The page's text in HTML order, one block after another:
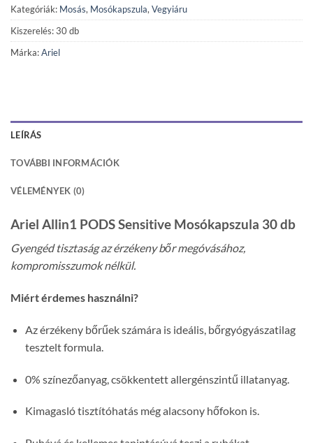
Kategóriák: Mosás, Mosókapszula, Vegyiáru
Kiszerelés: 30 db
Márka:Ariel
LEÍRÁS
TOVÁBBI INFORMÁCIÓK
VÉLEMÉNYEK (0)
Ariel Allin1 PODS Sensitive Mosókapszula 30 db
Gyengéd tisztaság az érzékeny bőr megóvásához,
kompromisszumok nélkül.
Miért érdemes használni?
Az érzékeny bőrűek számára is ideális, bőrgyógyászatilag
tesztelt formula.
0% színezőanyag, csökkentett allergénszintű illatanyag.
Kimagasló tisztítóhatás még alacsony hőfokon is.